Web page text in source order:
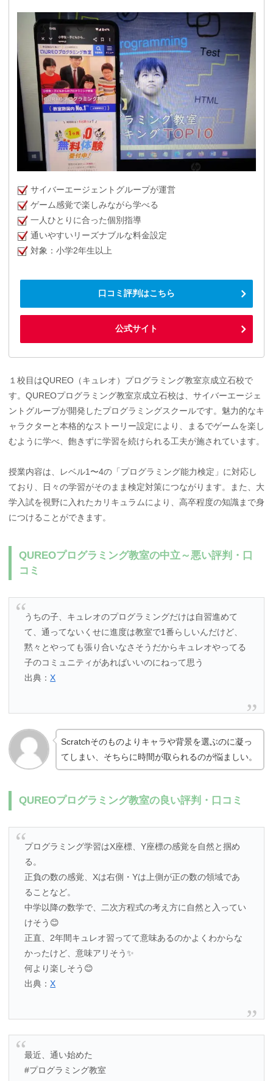
サイバーエージェントグループが運営
ゲーム感覚で楽しみながら学べる
一人ひとりに合った個別指導
通いやすいリーズナブルな料金設定
対象：小学2年生以上
口コミ評判はこちら
公式サイト
１校目はQUREO（キュレオ）プログラミング教室京成立石校で
す。QUREOプログラミング教室京成立石校は、サイバーエージェ
ントグループが開発したプログラミングスクールです。魅力的なキ
ャラクターと本格的なストーリー設定により、まるでゲームを楽し
むように学べ、飽きずに学習を続けられる工夫が施されています。
授業内容は、レベル1〜4の「プログラミング能力検定」に対応し
ており、日々の学習がそのまま検定対策につながります。また、大
学入試を視野に入れたカリキュラムにより、高卒程度の知識まで身
につけることができます。
QUREOプログラミング教室の中立～悪い評判・口
コミ
うちの子、キュレオのプログラミングだけは自習進めて
て、通ってないくせに進度は教室で1番らしいんだけど、
黙々とやっても張り合いなさそうだからキュレオやってる
子のコミュニティがあればいいのにねって思う
出典：X
Scratchそのものよりキャラや背景を選ぶのに凝っ
てしまい、そちらに時間が取られるのが悩ましい。
QUREOプログラミング教室の良い評判・口コミ
プログラミング学習はX座標、Y座標の感覚を自然と掴め
る。
正負の数の感覚、Xは右側・Yは上側が正の数の領域であ
ることなど。
中学以降の数学で、二次方程式の考え方に自然と入ってい
けそう😊
正直、2年間キュレオ習ってて意味あるのかよくわからな
かったけど、意味アリそう✨
何より楽しそう😊
出典：X
最近、通い始めた
#プログラミング教室